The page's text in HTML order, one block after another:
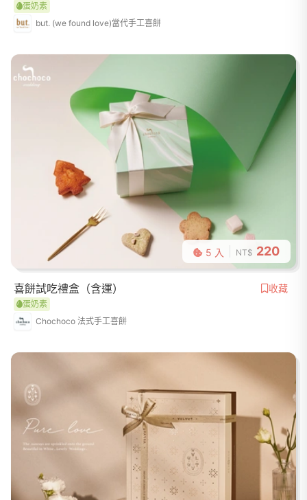
蛋奶素
but. (we found love)當代手工喜餅
5 入 NT$ 220
喜餅試吃禮盒（含運） 收藏
蛋奶素
Chochoco 法式手工喜餅